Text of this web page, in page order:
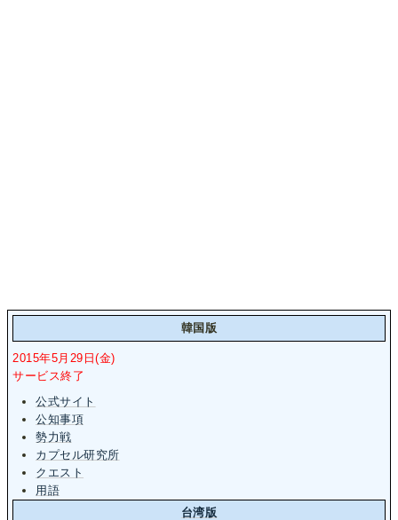
韓国版
2015年5月29日(金)
サービス終了
公式サイト
公知事項
勢力戦
カプセル研究所
クエスト
用語
台湾版